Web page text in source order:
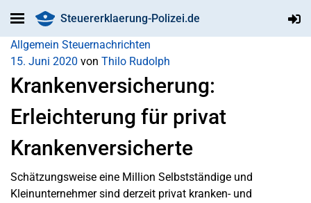
Steuererklaerung-Polizei.de
Allgemein Steuernachrichten
15. Juni 2020 von Thilo Rudolph
Krankenversicherung:
Erleichterung für privat
Krankenversicherte
Schätzungsweise eine Million Selbstständige und
Kleinunternehmer sind derzeit privat kranken- und